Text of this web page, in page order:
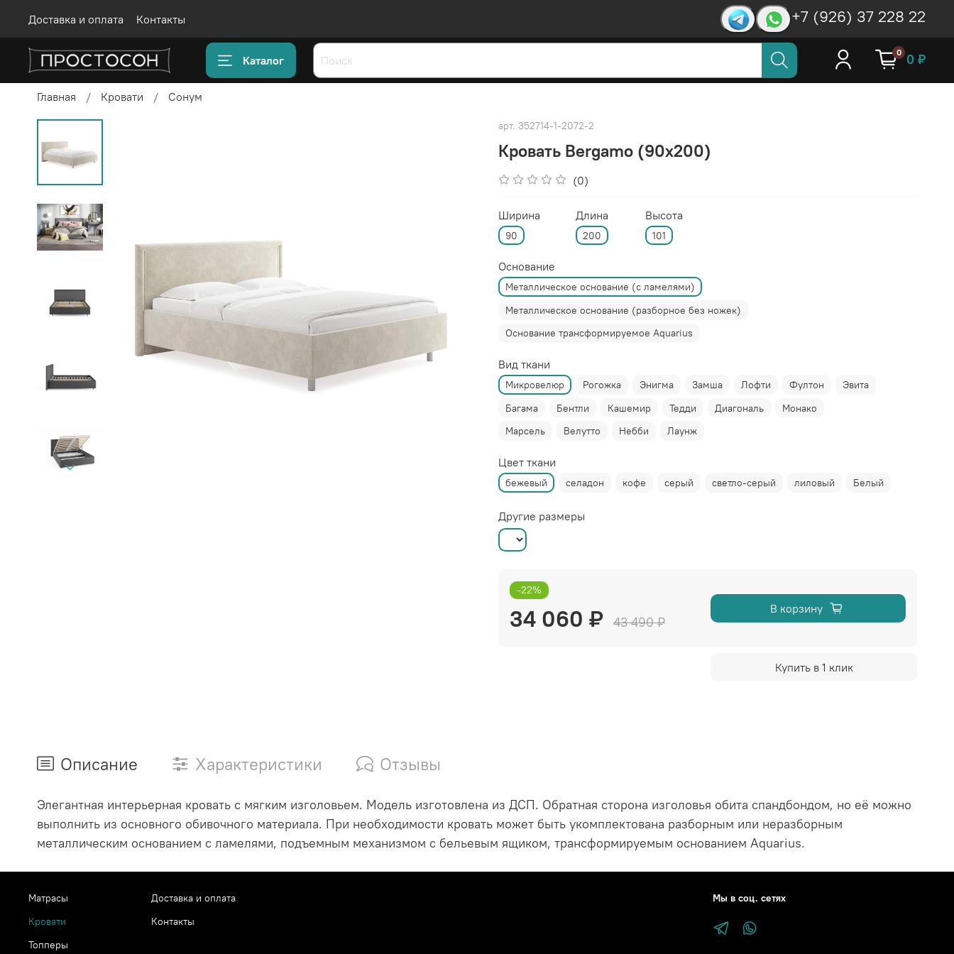
Доставка и оплата Контакты +7 (926) 37 228 22
Каталог
0 0 ₽
Главная Кровати Сонум
арт. 352714-1-2072-2
Кровать Bergamo (90x200)
(0)
Ширина
90
Длина
200
Высота
101
Основание
Металлическое основание (с ламелями)
Металлическое основание (разборное без ножек)
Основание трансформируемое Aquarius
Вид ткани
Микровелюр Рогожка Энигма Замша Лофти Фултон
Эвита
Багама
Бентли Кашемир Тедди Диагональ
Монако
Марсель
Велутто Небби Лаунж
Цвет ткани
бежевый селадон кофе серый светло-серый лиловый Белый
-22%
34 060 ₽ 43 490 ₽
В корзину
Купить в 1 клик
Другие размеры
Описание Характеристики Отзывы
Элегантная интерьерная кровать с мягким изголовьем. Модель изготовлена из ДСП. Обратная сторона изголовья обита спандбондом, но её можно
выполнить из основного обивочного материала. При необходимости кровать может быть укомплектована разборным или неразборным
металлическим основанием с ламелями, подъемным механизмом с бельевым ящиком, трансформируемым основанием Aquarius.
Матрасы
Кровати
Топперы
Доставка и оплата
Контакты
Мы в соц. сетях